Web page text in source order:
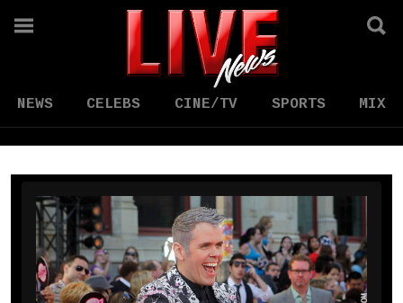
NEWS CELEBS CINE/TV SPORTS MIX